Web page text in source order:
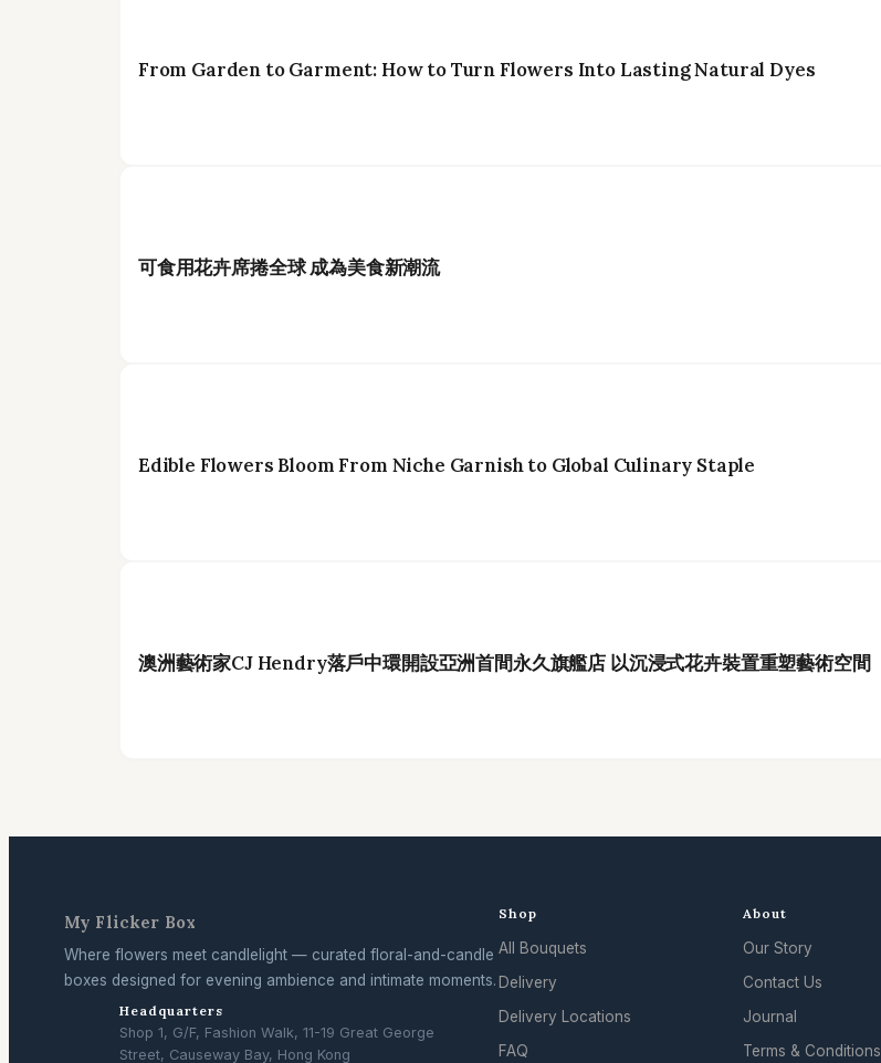
From Garden to Garment: How to Turn Flowers Into Lasting Natural Dyes
可食用花卉席捲全球 成為美食新潮流
Edible Flowers Bloom From Niche Garnish to Global Culinary Staple
澳洲藝術家CJ Hendry落戶中環開設亞洲首間永久旗艦店 以沉浸式花卉裝置重塑藝術空間
My Flicker Box
Where flowers meet candlelight — curated floral-and-candle
boxes designed for evening ambience and intimate moments.
Headquarters
Shop 1, G/F, Fashion Walk, 11-19 Great George
Street, Causeway Bay, Hong Kong
Shop
All Bouquets
Delivery
Delivery Locations
FAQ
About
Our Story
Contact Us
Journal
Terms & Conditions